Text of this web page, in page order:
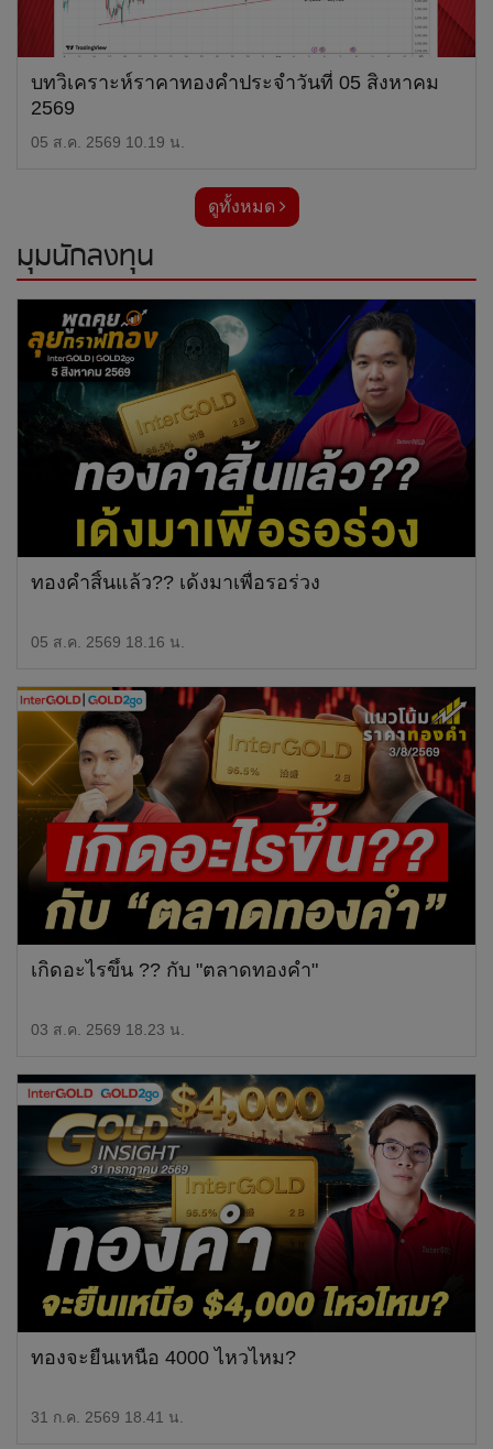
บทวิเคราะห์ราคาทองคำประจำวันที่ 05 สิงหาคม
2569
05 ส.ค. 2569 10.19 น.
ดูทั้งหมด
มุมนักลงทุน
ทองคำสิ้นแล้ว?? เด้งมาเพื่อรอร่วง
05 ส.ค. 2569 18.16 น.
เกิดอะไรขึ้น ?? กับ "ตลาดทองคำ"
03 ส.ค. 2569 18.23 น.
ทองจะยืนเหนือ 4000 ไหวไหม?
31 ก.ค. 2569 18.41 น.